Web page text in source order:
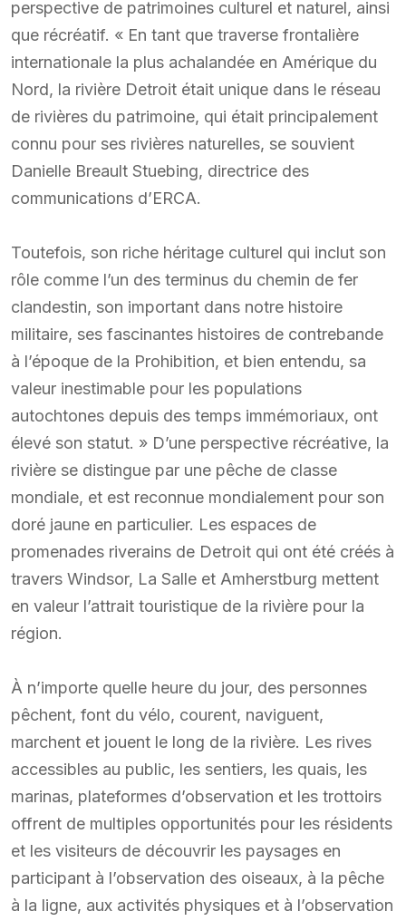
perspective de patrimoines culturel et naturel, ainsi
que récréatif. « En tant que traverse frontalière
internationale la plus achalandée en Amérique du
Nord, la rivière Detroit était unique dans le réseau
de rivières du patrimoine, qui était principalement
connu pour ses rivières naturelles, se souvient
Danielle Breault Stuebing, directrice des
communications d’ERCA.
Toutefois, son riche héritage culturel qui inclut son
rôle comme l’un des terminus du chemin de fer
clandestin, son important dans notre histoire
militaire, ses fascinantes histoires de contrebande
à l’époque de la Prohibition, et bien entendu, sa
valeur inestimable pour les populations
autochtones depuis des temps immémoriaux, ont
élevé son statut. » D’une perspective récréative, la
rivière se distingue par une pêche de classe
mondiale, et est reconnue mondialement pour son
doré jaune en particulier. Les espaces de
promenades riverains de Detroit qui ont été créés à
travers Windsor, La Salle et Amherstburg mettent
en valeur l’attrait touristique de la rivière pour la
région.
À n’importe quelle heure du jour, des personnes
pêchent, font du vélo, courent, naviguent,
marchent et jouent le long de la rivière. Les rives
accessibles au public, les sentiers, les quais, les
marinas, plateformes d’observation et les trottoirs
offrent de multiples opportunités pour les résidents
et les visiteurs de découvrir les paysages en
participant à l’observation des oiseaux, à la pêche
à la ligne, aux activités physiques et à l’observation